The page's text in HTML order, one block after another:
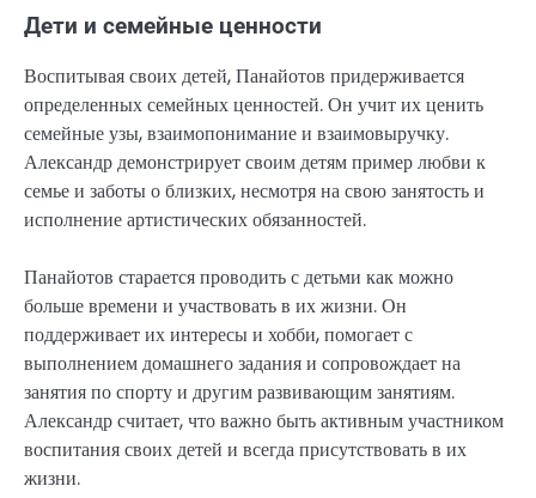
Дети и семейные ценности
Воспитывая своих детей, Панайотов придерживается
определенных семейных ценностей. Он учит их ценить
семейные узы, взаимопонимание и взаимовыручку.
Александр демонстрирует своим детям пример любви к
семье и заботы о близких, несмотря на свою занятость и
исполнение артистических обязанностей.
Панайотов старается проводить с детьми как можно
больше времени и участвовать в их жизни. Он
поддерживает их интересы и хобби, помогает с
выполнением домашнего задания и сопровождает на
занятия по спорту и другим развивающим занятиям.
Александр считает, что важно быть активным участником
воспитания своих детей и всегда присутствовать в их
жизни.